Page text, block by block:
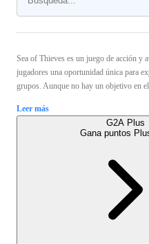
Sea of Thieves es un juego de acción y
jugadores una oportunidad única para
grupos. Aunque no hay un objetivo en
Leer más
G2A Plus
Gana puntos